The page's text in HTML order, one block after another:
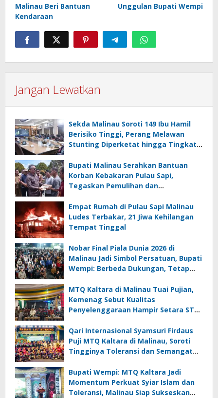
Malinau Beri Bantuan
Kendaraan
Unggulan Bupati Wempi
Jangan Lewatkan
Sekda Malinau Soroti 149 Ibu Hamil
Berisiko Tinggi, Perang Melawan
Stunting Diperketat hingga Tingkat
Bupati Malinau Serahkan Bantuan
Korban Kebakaran Pulau Sapi,
Tegaskan Pemulihan dan
Empat Rumah di Pulau Sapi Malinau
Ludes Terbakar, 21 Jiwa Kehilangan
Tempat Tinggal
Nobar Final Piala Dunia 2026 di
Malinau Jadi Simbol Persatuan, Bupati
Wempi: Berbeda Dukungan, Tetap
MTQ Kaltara di Malinau Tuai Pujian,
Kemenag Sebut Kualitas
Penyelenggaraan Hampir Setara STQ
Qari Internasional Syamsuri Firdaus
Puji MTQ Kaltara di Malinau, Soroti
Tingginya Toleransi dan Semangat
Bupati Wempi: MTQ Kaltara Jadi
Momentum Perkuat Syiar Islam dan
Toleransi, Malinau Siap Sukseskan